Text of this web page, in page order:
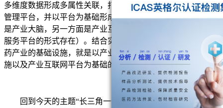
多维度数据形成多属性关联，打造了全球领先的产业数字资产
管理平台，并以平台为基础形成技术驱动的产品生态，一方面
是产业大脑，另一方面是产业互联网平台（早期以数字化创新
服务平台的形式存在）。结合实践，人们深刻地理解到生物医
药产业的基础设施，就是以产业大脑为核心的产业治理基础设
施以及产业互联网平台为基础的创新服务设施。
回到今天的主题“长三角一体化”。如何才能有效实现长三